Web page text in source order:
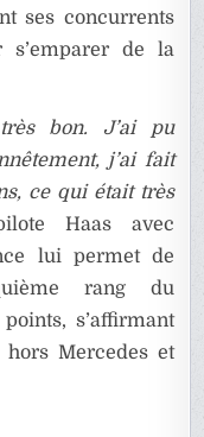
ses concurrents
de la
bon. J’ai pu
j’ai fait
ce qui était très
Haas avec
lui permet de
rang du
s’affirmant
Mercedes et